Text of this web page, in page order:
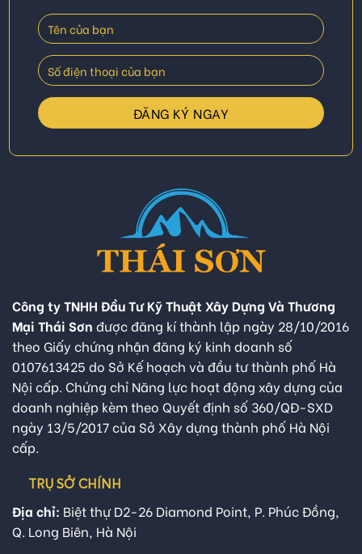
Công ty TNHH Đầu Tư Kỹ Thuật Xây Dựng Và Thương
Mại Thái Sơn được đăng kí thành lập ngày 28/10/2016
theo Giấy chứng nhận đăng ký kinh doanh số
0107613425 do Sở Kế hoạch và đầu tư thành phố Hà
Nội cấp. Chứng chỉ Năng lực hoạt động xây dựng của
doanh nghiệp kèm theo Quyết định số 360/QĐ-SXD
ngày 13/5/2017 của Sở Xây dựng thành phố Hà Nội
cấp.
TRỤ SỞ CHÍNH
Địa chỉ: Biệt thự D2-26 Diamond Point, P. Phúc Đồng,
Q. Long Biên, Hà Nội